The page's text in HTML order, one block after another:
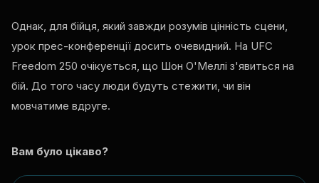
Однак, для бійця, який завжди розумів цінність сцени,
урок прес-конференції досить очевидний. На UFC
Freedom 250 очікується, що Шон О'Меллі з'явиться на
бій. До того часу люди будуть стежити, чи він
мовчатиме вдруге.
Вам було цікаво?